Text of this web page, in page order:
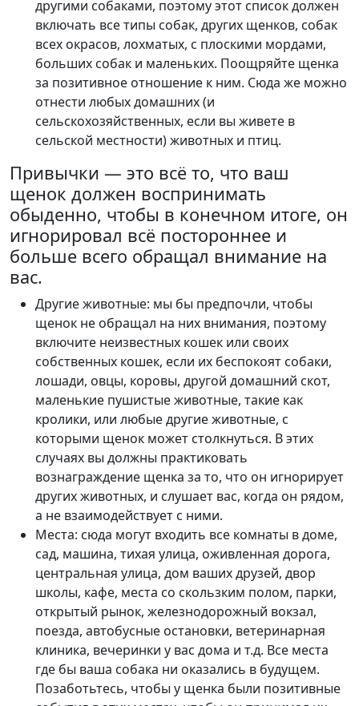
другими собаками, поэтому этот список должен
включать все типы собак, других щенков, собак
всех окрасов, лохматых, с плоскими мордами,
больших собак и маленьких. Поощряйте щенка
за позитивное отношение к ним. Сюда же можно
отнести любых домашних (и
сельскохозяйственных, если вы живете в
сельской местности) животных и птиц.
Привычки — это всё то, что ваш
щенок должен воспринимать
обыденно, чтобы в конечном итоге, он
игнорировал всё постороннее и
больше всего обращал внимание на
вас.
Другие животные: мы бы предпочли, чтобы
щенок не обращал на них внимания, поэтому
включите неизвестных кошек или своих
собственных кошек, если их беспокоят собаки,
лошади, овцы, коровы, другой домашний скот,
маленькие пушистые животные, такие как
кролики, или любые другие животные, с
которыми щенок может столкнуться. В этих
случаях вы должны практиковать
вознаграждение щенка за то, что он игнорирует
других животных, и слушает вас, когда он рядом,
а не взаимодействует с ними.
Места: сюда могут входить все комнаты в доме,
сад, машина, тихая улица, оживленная дорога,
центральная улица, дом ваших друзей, двор
школы, кафе, места со скользким полом, парки,
открытый рынок, железнодорожный вокзал,
поезда, автобусные остановки, ветеринарная
клиника, вечеринки у вас дома и т.д. Все места
где бы ваша собака ни оказались в будущем.
Позаботьтесь, чтобы у щенка были позитивные